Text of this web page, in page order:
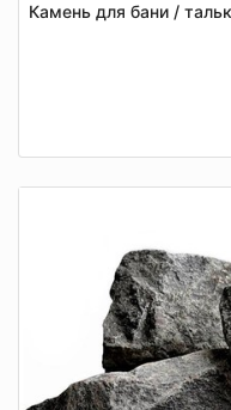
Камень для бани /